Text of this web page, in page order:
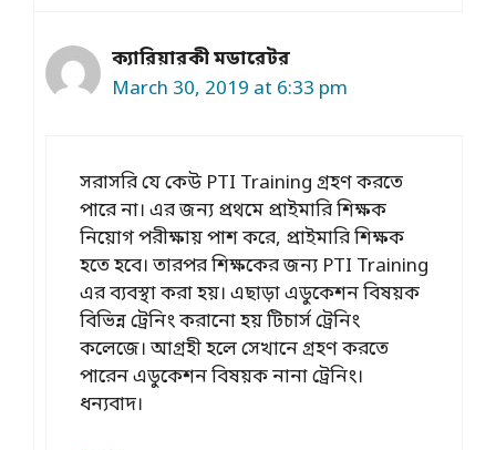
ক্যারিয়ারকী মডারেটর
March 30, 2019 at 6:33 pm
সরাসরি যে কেউ PTI Training গ্রহণ করতে
পারে না। এর জন্য প্রথমে প্রাইমারি শিক্ষক
নিয়োগ পরীক্ষায় পাশ করে, প্রাইমারি শিক্ষক
হতে হবে। তারপর শিক্ষকের জন্য PTI Training
এর ব্যবস্থা করা হয়। এছাড়া এডুকেশন বিষয়ক
বিভিন্ন ট্রেনিং করানো হয় টিচার্স ট্রেনিং
কলেজে। আগ্রহী হলে সেখানে গ্রহণ করতে
পারেন এডুকেশন বিষয়ক নানা ট্রেনিং।
ধন্যবাদ।